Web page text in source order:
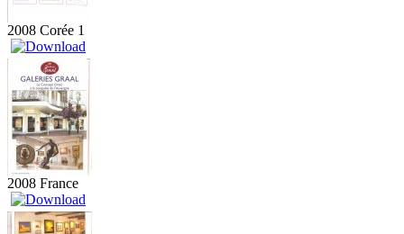
2008 Corée 1
2008 France